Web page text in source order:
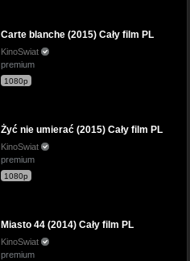
Carte blanche (2015) Cały film PL
KinoSwiat
premium
1080p
Żyć nie umierać (2015) Cały film PL
KinoSwiat
premium
1080p
Miasto 44 (2014) Cały film PL
KinoSwiat
premium